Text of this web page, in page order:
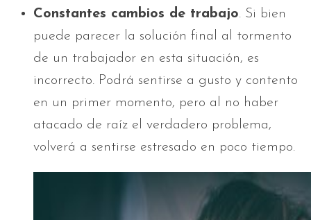
Constantes cambios de trabajo. Si bien
puede parecer la solución final al tormento
de un trabajador en esta situación, es
incorrecto. Podrá sentirse a gusto y contento
en un primer momento, pero al no haber
atacado de raíz el verdadero problema,
volverá a sentirse estresado en poco tiempo.